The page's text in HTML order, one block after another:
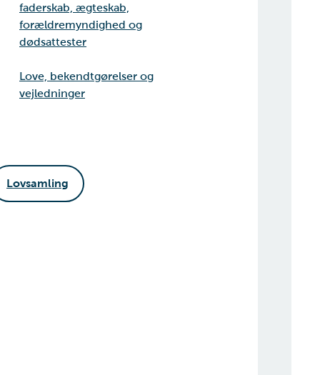
faderskab, ægteskab,
forældremyndighed og
dødsattester
Love, bekendtgørelser og
vejledninger
Lovsamling